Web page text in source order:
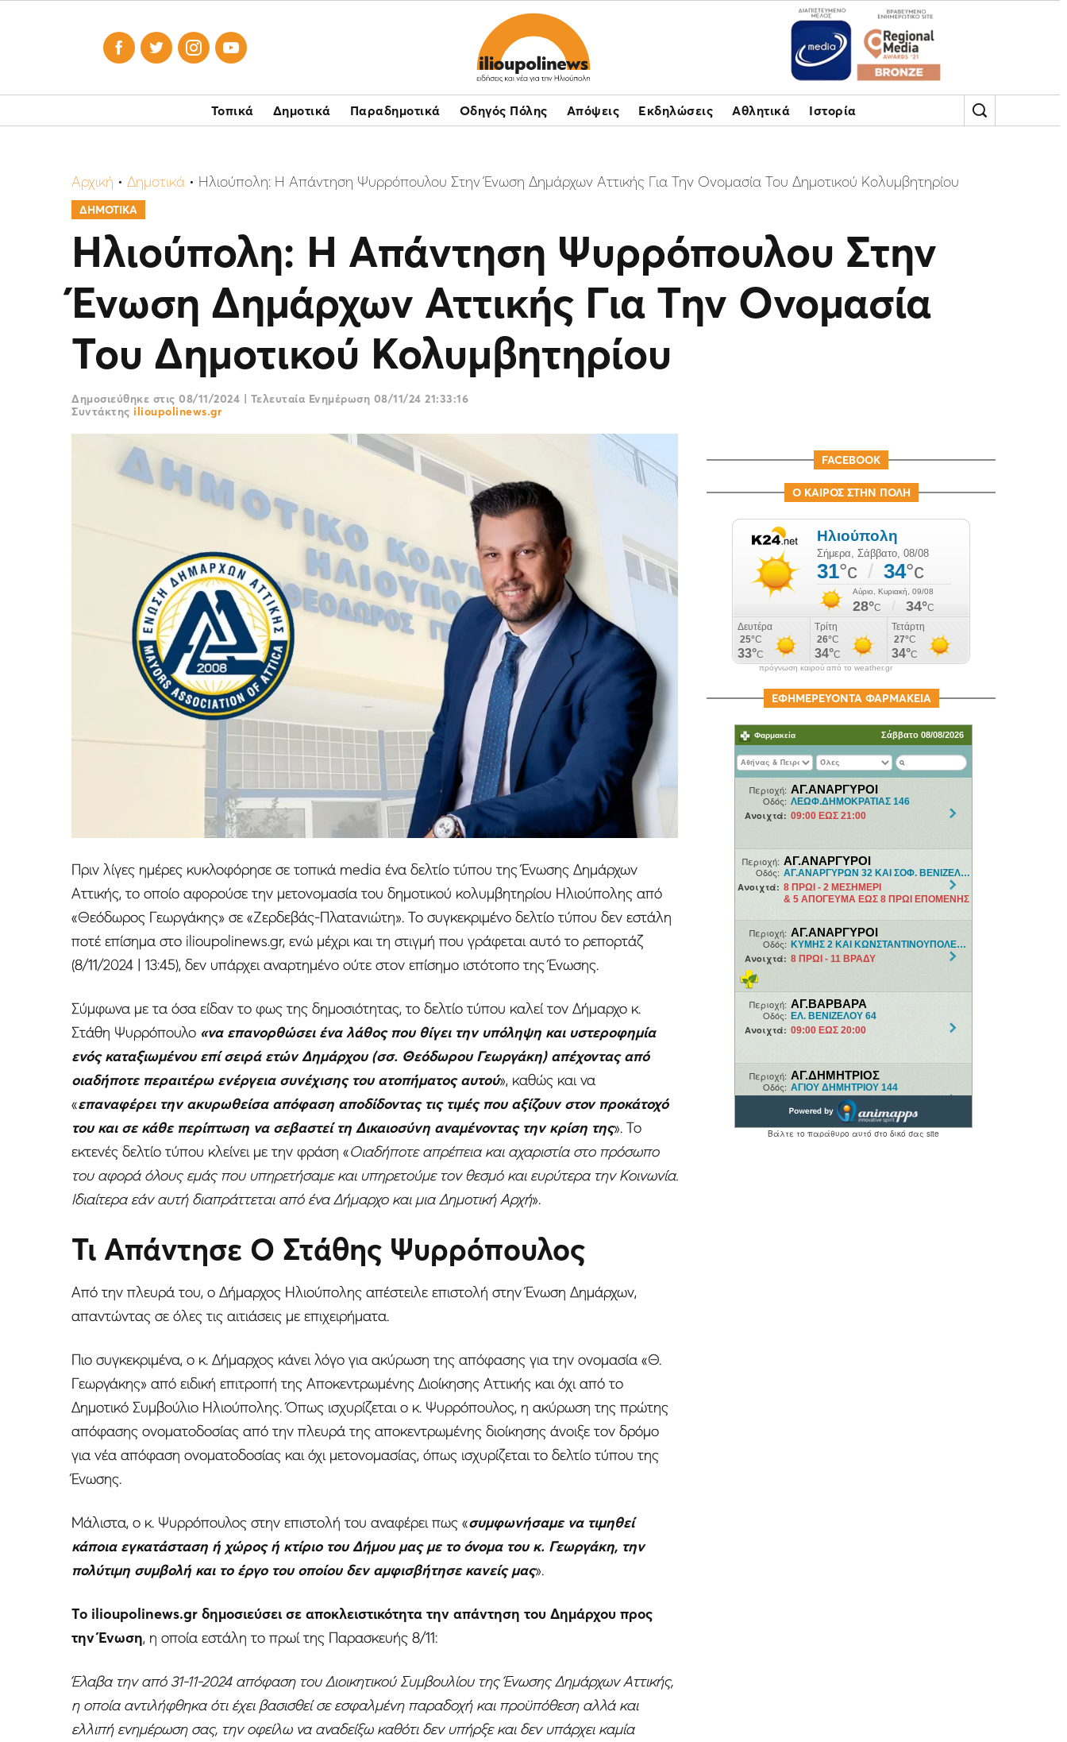
   
Τοπικά Δημοτικά Παραδημοτικά Οδηγός Πόλης Απόψεις Εκδηλώσεις Αθλητικά Ιστορία
Αρχική • Δημοτικά • Ηλιούπολη: Η Απάντηση Ψυρρόπουλου Στην Ένωση Δημάρχων Αττικής Για Την Ονομασία Του Δημοτικού Κολυμβητηρίου
ΔΗΜΟΤΙΚΑ
Ηλιούπολη: Η Απάντηση Ψυρρόπουλου Στην
Ένωση Δημάρχων Αττικής Για Την Ονομασία
Του Δημοτικού Κολυμβητηρίου
Δημοσιεύθηκε στις 08/11/2024 | Τελευταία Ενημέρωση 08/11/24 21:33:16
Συντάκτης ilioupolinews.gr
Πριν λίγες ημέρες κυκλοφόρησε σε τοπικά media ένα δελτίο τύπου της Ένωσης Δημάρχων
Αττικής, το οποίο αφορούσε την μετονομασία του δημοτικού κολυμβητηρίου Ηλιούπολης από
«Θεόδωρος Γεωργάκης» σε «Ζερδεβάς-Πλατανιώτη». Το συγκεκριμένο δελτίο τύπου δεν εστάλη
ποτέ επίσημα στο ilioupolinews.gr, ενώ μέχρι και τη στιγμή που γράφεται αυτό το ρεπορτάζ
(8/11/2024 | 13:45), δεν υπάρχει αναρτημένο ούτε στον επίσημο ιστότοπο της Ένωσης.
Σύμφωνα με τα όσα είδαν το φως της δημοσιότητας, το δελτίο τύπου καλεί τον Δήμαρχο κ.
Στάθη Ψυρρόπουλο «να επανορθώσει ένα λάθος που θίγει την υπόληψη και υστεροφημία
ενός καταξιωμένου επί σειρά ετών Δημάρχου (σσ. Θεόδωρου Γεωργάκη) απέχοντας από
οιαδήποτε περαιτέρω ενέργεια συνέχισης του ατοπήματος αυτού», καθώς και να
«επαναφέρει την ακυρωθείσα απόφαση αποδίδοντας τις τιμές που αξίζουν στον προκάτοχό
του και σε κάθε περίπτωση να σεβαστεί τη Δικαιοσύνη αναμένοντας την κρίση της». Το
εκτενές δελτίο τύπου κλείνει με την φράση «Οιαδήποτε απρέπεια και αχαριστία στο πρόσωπο
του αφορά όλους εμάς που υπηρετήσαμε και υπηρετούμε τον θεσμό και ευρύτερα την Κοινωνία.
Ιδιαίτερα εάν αυτή διαπράττεται από ένα Δήμαρχο και μια Δημοτική Αρχή».
Τι Απάντησε Ο Στάθης Ψυρρόπουλος
Από την πλευρά του, ο Δήμαρχος Ηλιούπολης απέστειλε επιστολή στην Ένωση Δημάρχων,
απαντώντας σε όλες τις αιτιάσεις με επιχειρήματα.
Πιο συγκεκριμένα, ο κ. Δήμαρχος κάνει λόγο για ακύρωση της απόφασης για την ονομασία «Θ.
Γεωργάκης» από ειδική επιτροπή της Αποκεντρωμένης Διοίκησης Αττικής και όχι από το
Δημοτικό Συμβούλιο Ηλιούπολης. Όπως ισχυρίζεται ο κ. Ψυρρόπουλος, η ακύρωση της πρώτης
απόφασης ονοματοδοσίας από την πλευρά της αποκεντρωμένης διοίκησης άνοιξε τον δρόμο
για νέα απόφαση ονοματοδοσίας και όχι μετονομασίας, όπως ισχυρίζεται το δελτίο τύπου της
Ένωσης.
Μάλιστα, ο κ. Ψυρρόπουλος στην επιστολή του αναφέρει πως «συμφωνήσαμε να τιμηθεί
κάποια εγκατάσταση ή χώρος ή κτίριο του Δήμου μας με το όνομα του κ. Γεωργάκη, την
πολύτιμη συμβολή και το έργο του οποίου δεν αμφισβήτησε κανείς μας».
Το ilioupolinews.gr δημοσιεύσει σε αποκλειστικότητα την απάντηση του Δημάρχου προς
την Ένωση, η οποία εστάλη το πρωί της Παρασκευής 8/11:
Έλαβα την από 31-11-2024 απόφαση του Διοικητικού Συμβουλίου της Ένωσης Δημάρχων Αττικής,
η οποία αντιλήφθηκα ότι έχει βασισθεί σε εσφαλμένη παραδοχή και προϋπόθεση αλλά και
ελλιπή ενημέρωση σας, την οφείλω να αναδείξω καθότι δεν υπήρξε και δεν υπάρχει καμία
FACEBOOK
Ο ΚΑΙΡΟΣ ΣΤΗΝ ΠΟΛΗ
πρόγνωση καιρού από το weather.gr
ΕΦΗΜΕΡΕΥΟΝΤΑ ΦΑΡΜΑΚΕΙΑ